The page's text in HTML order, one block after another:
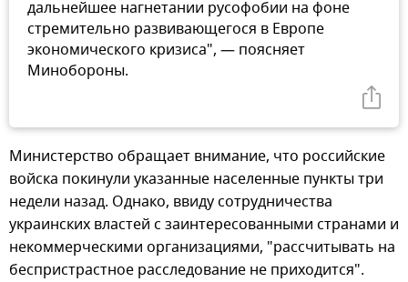
дальнейшее нагнетании русофобии на фоне
стремительно развивающегося в Европе
экономического кризиса", — поясняет
Минобороны.
Министерство обращает внимание, что российские
войска покинули указанные населенные пункты три
недели назад. Однако, ввиду сотрудничества
украинских властей с заинтересованными странами и
некоммерческими организациями, "рассчитывать на
беспристрастное расследование не приходится".